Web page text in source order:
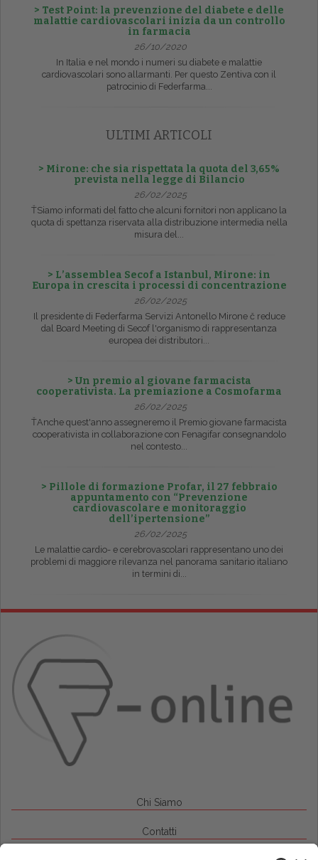
> Test Point: la prevenzione del diabete e delle
malattie cardiovascolari inizia da un controllo
in farmacia
26/10/2020
In Italia e nel mondo i numeri su diabete e malattie
cardiovascolari sono allarmanti. Per questo Zentiva con il
patrocinio di Federfarma...
ULTIMI ARTICOLI
> Mirone: che sia rispettata la quota del 3,65%
prevista nella legge di Bilancio
26/02/2025
ŤSiamo informati del fatto che alcuni fornitori non applicano la
quota di spettanza riservata alla distribuzione intermedia nella
misura del...
> L’assemblea Secof a Istanbul, Mirone: in
Europa in crescita i processi di concentrazione
26/02/2025
Il presidente di Federfarma Servizi Antonello Mirone č reduce
dal Board Meeting di Secof l'organismo di rappresentanza
europea dei distributori...
> Un premio al giovane farmacista
cooperativista. La premiazione a Cosmofarma
26/02/2025
ŤAnche quest'anno assegneremo il Premio giovane farmacista
cooperativista in collaborazione con Fenagifar consegnandolo
nel contesto...
> Pillole di formazione Profar, il 27 febbraio
appuntamento con “Prevenzione
cardiovascolare e monitoraggio
dell’ipertensione”
26/02/2025
Le malattie cardio- e cerebrovascolari rappresentano uno dei
problemi di maggiore rilevanza nel panorama sanitario italiano
in termini di...
Chi Siamo
Contatti